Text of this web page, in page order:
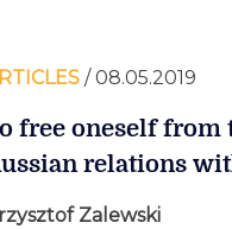
/ 08.05.2019
free oneself from
relations
Zalewski